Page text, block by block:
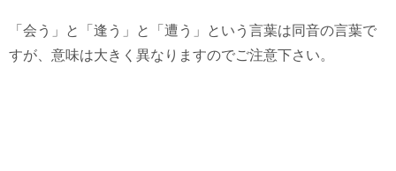
「会う」と「逢う」と「遭う」という言葉は同音の言葉で
すが、意味は大きく異なりますのでご注意下さい。